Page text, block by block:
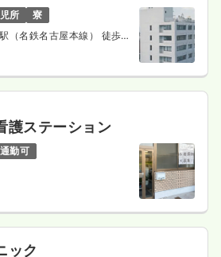
所
寮
（名鉄名古屋本線） 徒歩6
護ステーション
勤可
ック